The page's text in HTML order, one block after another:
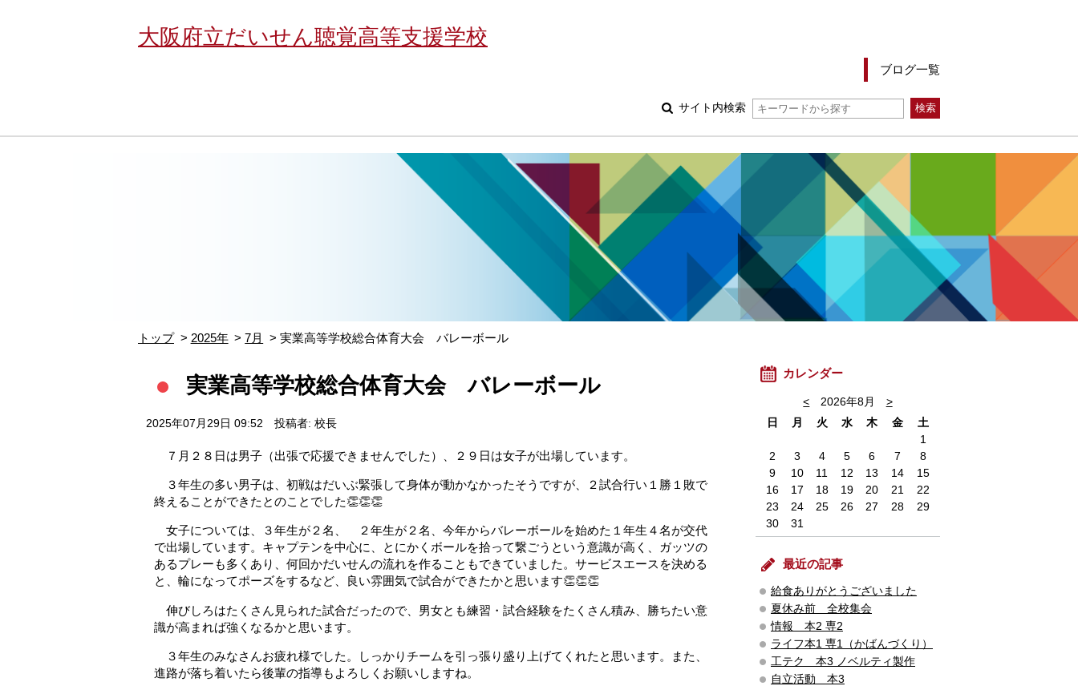
大阪府立だいせん聴覚高等支援学校
ブログ一覧
サイト内検索
トップ 2025年 7月 実業高等学校総合体育大会 バレーボール
実業高等学校総合体育大会 バレーボール
2025年07月29日 09:52 投稿者: 校長
７月２８日は男子（出張で応援できませんでした）、２９日は女子が出場しています。
３年生の多い男子は、初戦はだいぶ緊張して身体が動かなかったそうですが、２試合行い１勝１敗で
終えることができたとのことでした👏👏👏
女子については、３年生が２名、 ２年生が２名、今年からバレーボールを始めた１年生４名が交代
で出場しています。キャプテンを中心に、とにかくボールを拾って繋ごうという意識が高く、ガッツの
あるプレーも多くあり、何回かだいせんの流れを作ることもできていました。サービスエースを決める
と、輪になってポーズをするなど、良い雰囲気で試合ができたかと思います👏👏👏
伸びしろはたくさん見られた試合だったので、男女とも練習・試合経験をたくさん積み、勝ちたい意
識が高まれば強くなるかと思います。
３年生のみなさんお疲れ様でした。しっかりチームを引っ張り盛り上げてくれたと思います。また、
進路が落ち着いたら後輩の指導もよろしくお願いしますね。
カレンダー
< 2026年8月
>
日
月 火 水 木 金
土
1
2
3 4 5 6 7
8
9
10 11 12 13 14
15
16
17 18 19 20 21
22
23
24 25 26 27 28
29
30
31
最近の記事
給食ありがとうございました
夏休み前 全校集会
情報 本2 専2
ライフ本1 専1（かばんづくり）
工テク 本3 ノベルティ製作
自立活動 本3